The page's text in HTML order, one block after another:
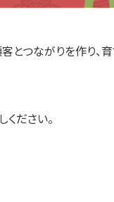
とつながりを作り、
ださい。